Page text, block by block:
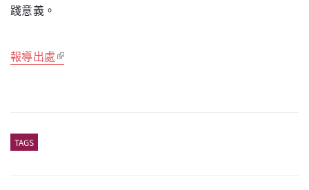
踐意義。
報導出處
TAGS